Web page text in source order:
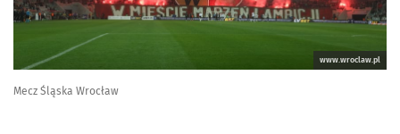
www.wroclaw.pl
Mecz Śląska Wrocław